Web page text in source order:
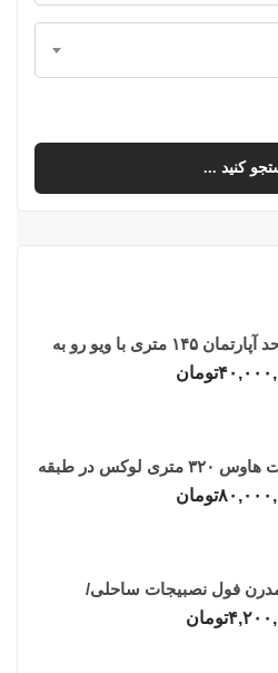
کنید ...
فروش واحد آپارتمان ۱۴۵ متری با ویو رو به
تومان
فروش پنت هاوس ۳۲۰ متری لوکس در طبقه
تومان
مدرن فول نصبیجات ساحلی/
تومان